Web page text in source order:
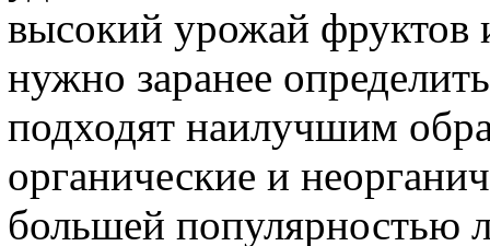
высокий урожай фруктов
нужно заранее
подходят наилучшим
органические и
большей популярностью